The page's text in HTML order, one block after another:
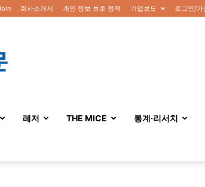
회사소개서 개인 정보 보호 정책 기업보도 로그인/가
레저 THE MICE 통계·리서치